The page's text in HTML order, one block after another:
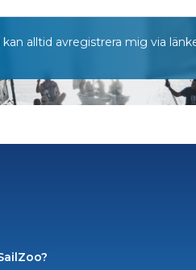
kan alltid avregistrera mig via